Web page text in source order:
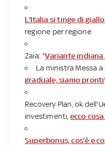
L'Italia si tinge di giallo
regione per regione
Zaia: "Variante
La ministra Messa a
graduale, siamo pronti
Recovery Plan, ok
investimenti, ecco
Superbonus, cos’è e